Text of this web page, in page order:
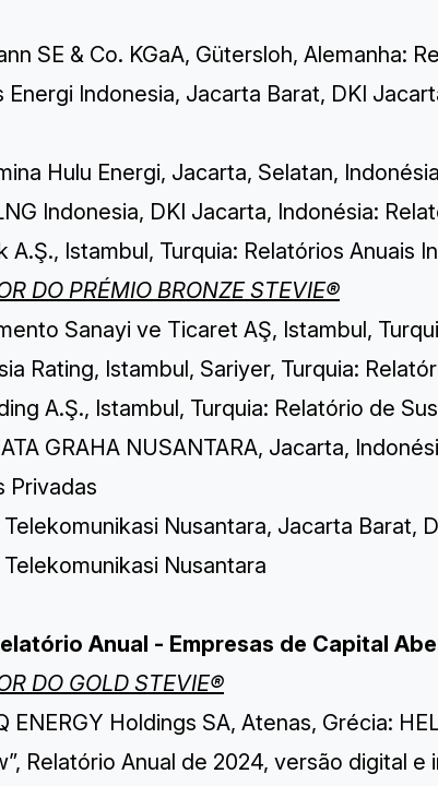
SE & Co. KGaA, Gütersloh, Alemanha:
Energi Indonesia, Jacarta Barat, DKI
Hulu Energi, Jacarta, Selatan,
Indonesia, DKI Jacarta, Indonésia:
A.Ş., Istambul, Turquia: Relatórios Anuais
DO PRÉMIO BRONZE STEVIE®
Sanayi ve Ticaret AŞ, Istambul,
Rating, Istambul, Sariyer, Turquia:
A.Ş., Istambul, Turquia: Relatório de
GRAHA NUSANTARA, Jacarta,
Privadas
Telekomunikasi Nusantara, Jacarta Barat,
Telekomunikasi Nusantara
Anual - Empresas de Capital
DO GOLD STEVIE®
ENERGY Holdings SA, Atenas, Grécia:
Relatório Anual de 2024, versão digital e